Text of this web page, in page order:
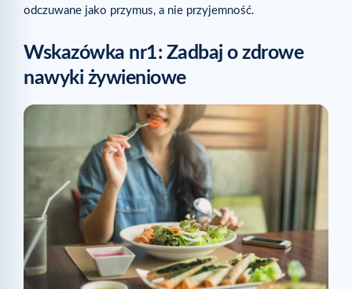
odczuwane jako przymus, a nie przyjemność.
Wskazówka nr1: Zadbaj o zdrowe
nawyki żywieniowe